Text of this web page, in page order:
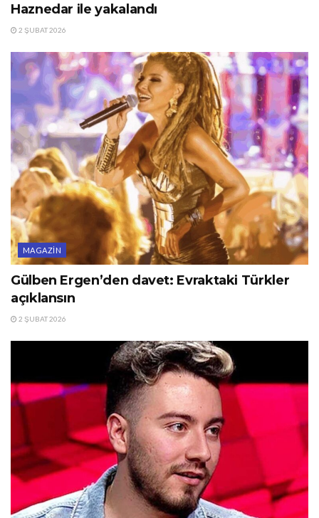
Haznedar ile yakalandı
2 ŞUBAT 2026
MAGAZIN
Gülben Ergen’den davet: Evraktaki Türkler
açıklansın
2 ŞUBAT 2026